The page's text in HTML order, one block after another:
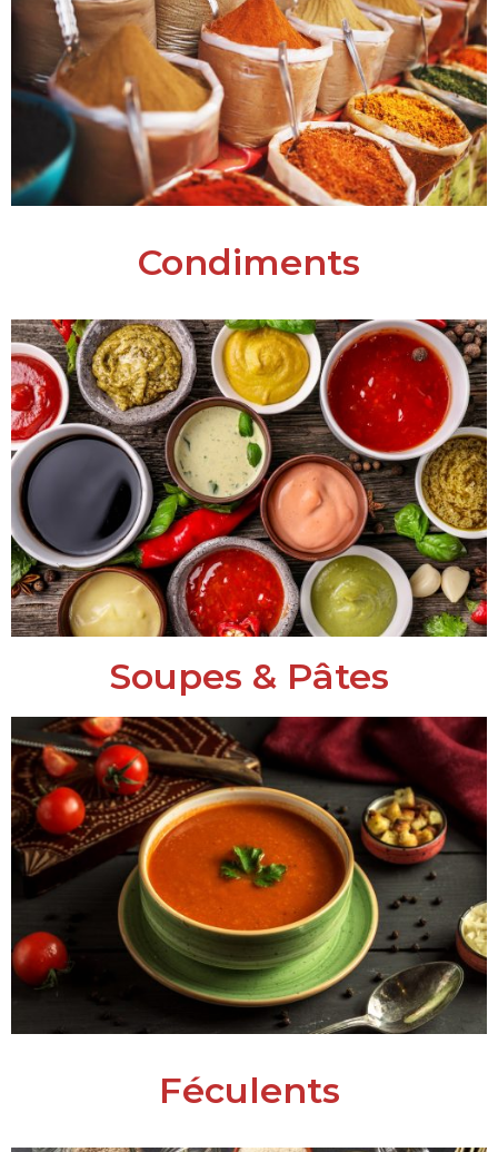
Condiments
Soupes & Pâtes
Féculents